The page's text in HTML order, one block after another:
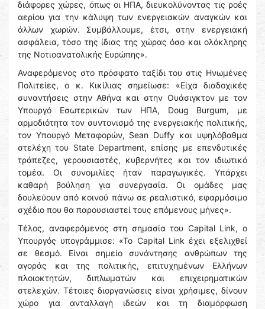
διάφορες χώρες, όπως οι ΗΠΑ, διευκολύνοντας τις ροές
αερίου για την κάλυψη των ενεργειακών αναγκών και
άλλων χωρών. Συμβάλλουμε, έτσι, στην ενεργειακή
ασφάλεια, τόσο της ίδιας της χώρας όσο και ολόκληρης
της Νοτιοανατολικής Ευρώπης».
Αναφερόμενος στο πρόσφατο ταξίδι του στις Ηνωμένες
Πολιτείες, ο κ. Κικίλιας σημείωσε: «Είχα διαδοχικές
συναντήσεις στην Αθήνα και στην Ουάσιγκτον με τον
Υπουργό Εσωτερικών των ΗΠΑ, Doug Burgum, με
αρμοδιότητα τον συντονισμό της ενεργειακής πολιτικής,
τον Υπουργό Μεταφορών, Sean Duffy και υψηλόβαθμα
στελέχη του State Department, επίσης με επενδυτικές
τράπεζες, γερουσιαστές, κυβερνήτες και τον ιδιωτικό
τομέα. Οι συνομιλίες ήταν παραγωγικές. Υπάρχει
καθαρή βούληση για συνεργασία. Οι ομάδες μας
δουλεύουν από κοινού πάνω σε ρεαλιστικό, εφαρμόσιμο
σχέδιο που θα παρουσιαστεί τους επόμενους μήνες».
Τέλος, αναφερόμενος στη σημασία του Capital Link, ο
Υπουργός υπογράμμισε: «Το Capital Link έχει εξελιχθεί
σε θεσμό. Είναι σημείο συνάντησης ανθρώπων της
αγοράς και της πολιτικής, επιτυχημένων Ελλήνων
πλοιοκτητών, διπλωματών και επιχειρηματικών
στελεχών. Τέτοιες διοργανώσεις είναι χρήσιμες, δίνουν
χώρο για ανταλλαγή ιδεών και τη διαμόρφωση